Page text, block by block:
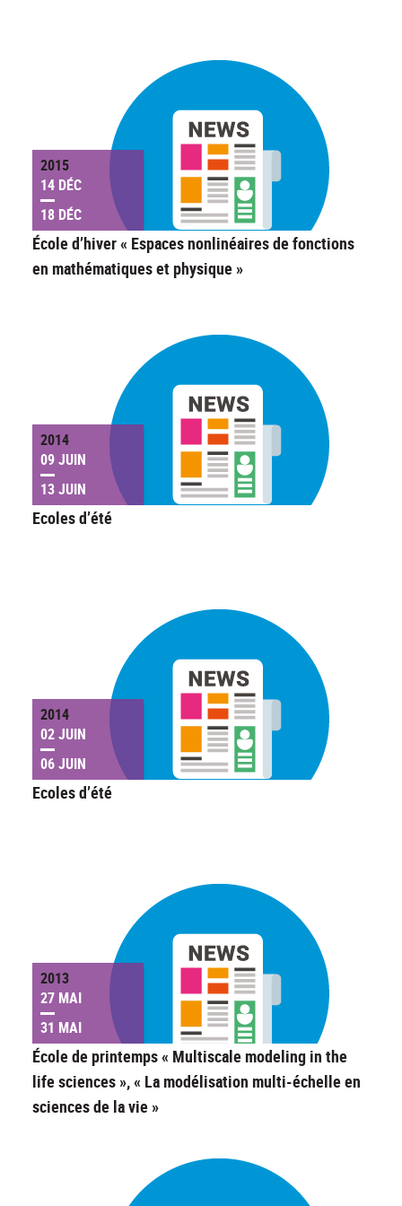
2015
14 DÉC
18 DÉC
École d’hiver « Espaces nonlinéaires de fonctions
en mathématiques et physique »
2014
09 JUIN
13 JUIN
Ecoles d’été
2014
02 JUIN
06 JUIN
Ecoles d’été
2013
27 MAI
31 MAI
École de printemps « Multiscale modeling in the
life sciences », « La modélisation multi-échelle en
sciences de la vie »